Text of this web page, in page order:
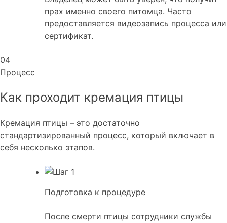
прах именно своего питомца. Часто
предоставляется видеозапись процесса или
сертификат.
04
Процесс
Как проходит кремация птицы
Кремация птицы – это достаточно
стандартизированный процесс, который включает в
себя несколько этапов.
Подготовка к процедуре
После смерти птицы сотрудники службы